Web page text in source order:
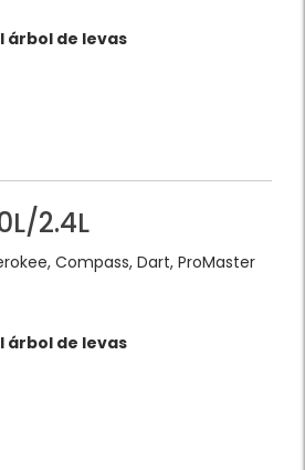
árbol de levas
2.4L
Compass, Dart, ProMaster
árbol de levas